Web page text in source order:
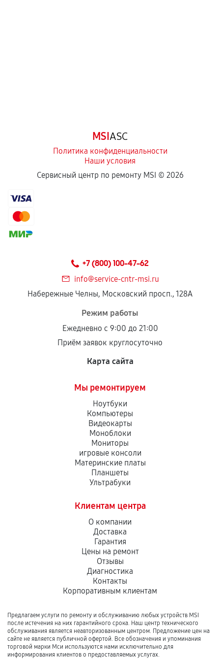
отдельных условиях.
Если комплектующие куплены
сохраняться полностью или частично, если
соблюдены следующие условия:
центром.
При этом гарантия на сами комплектующие
продавца. За качество сторонних деталей
сервисный центр ответственности не несет.
MSIASC
Политика конфиденциальности
Наши условия
Сервисный центр по ремонту MSI © 2026
+7 (800) 100-47-62
info@service-cntr-msi.ru
Набережные Челны, Московский просп., 128А
Режим работы
Ежедневно с 9:00 до 21:00
Приём заявок круглосуточно
Карта сайта
Мы ремонтируем
Ноутбуки
Компьютеры
Видеокарты
Моноблоки
Мониторы
игровые консоли
Материнские платы
Планшеты
Ультрабуки
Клиентам центра
О компании
Доставка
Гарантия
Цены на ремонт
Отзывы
Диагностика
Контакты
Корпоративным клиентам
Предлагаем услуги по ремонту и обслуживанию любых устройств MSI
после истечения на них гарантийного срока. Наш центр технического
обслуживания является неавторизованным центром. Предложение цен на
сайте не является публичной офертой. Все обозначения и упоминания
торговой марки Мси используются нами исключительно для
информирования клиентов о предоставляемых услугах.